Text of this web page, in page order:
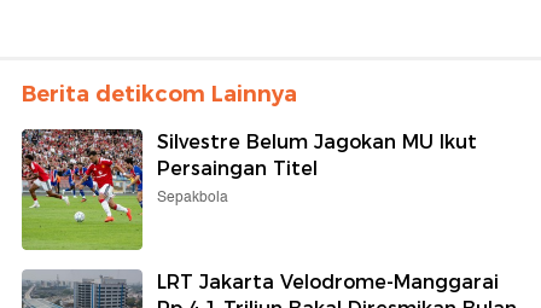
Berita detikcom Lainnya
Silvestre Belum Jagokan MU Ikut
Persaingan Titel
Sepakbola
LRT Jakarta Velodrome-Manggarai